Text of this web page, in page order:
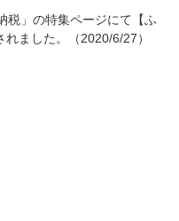
税」の特集ページにて【ふ
ました。（2020/6/27）